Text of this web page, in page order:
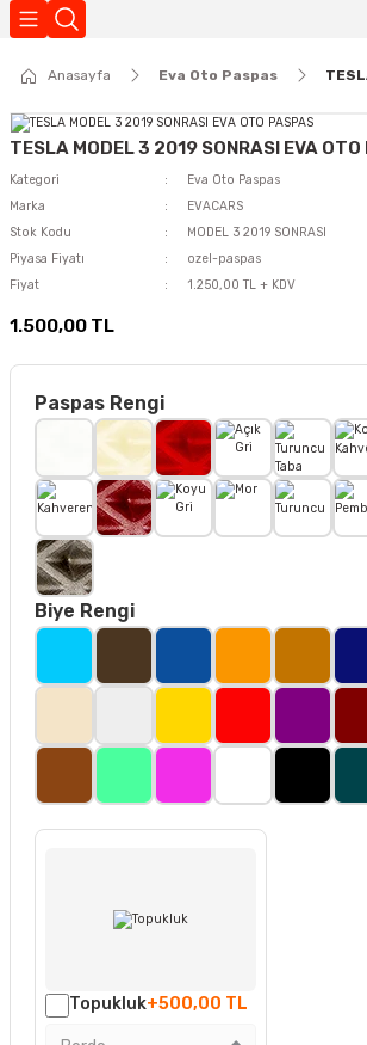
Anasayfa Eva Oto Paspas
TESLA MODEL 3 2019 SONRASI EVA OTO
Kategori
Eva Oto Paspas
Marka
EVACARS
Stok Kodu
MODEL 3 2019 SONRASI
Piyasa Fiyatı
ozel-paspas
Fiyat
1.250,00 TL + KDV
1.500,00 TL
Paspas Rengi
Biye Rengi
Topukluk+500,00 TL